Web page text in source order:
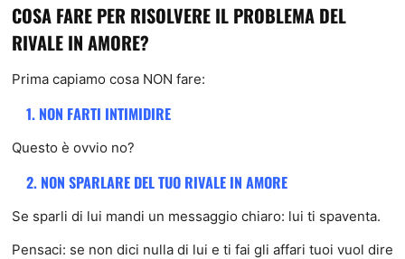
COSA FARE PER RISOLVERE IL PROBLEMA DEL
RIVALE IN AMORE?
Prima capiamo cosa NON fare:
1. NON FARTI INTIMIDIRE
Questo è ovvio no?
2. NON SPARLARE DEL TUO RIVALE IN AMORE
Se sparli di lui mandi un messaggio chiaro: lui ti spaventa.
Pensaci: se non dici nulla di lui e ti fai gli affari tuoi vuol dire